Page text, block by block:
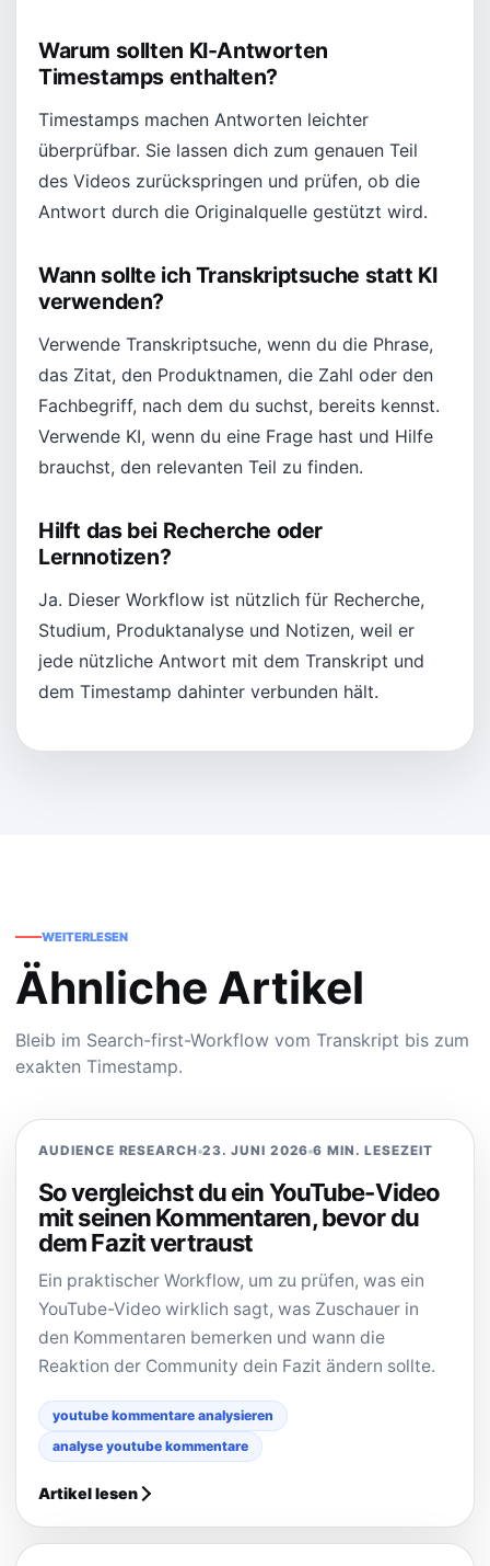
Warum sollten KI-Antworten
Timestamps enthalten?
Timestamps machen Antworten leichter
überprüfbar. Sie lassen dich zum genauen Teil
des Videos zurückspringen und prüfen, ob die
Antwort durch die Originalquelle gestützt wird.
Wann sollte ich Transkriptsuche statt KI
verwenden?
Verwende Transkriptsuche, wenn du die Phrase,
das Zitat, den Produktnamen, die Zahl oder den
Fachbegriff, nach dem du suchst, bereits kennst.
Verwende KI, wenn du eine Frage hast und Hilfe
brauchst, den relevanten Teil zu finden.
Hilft das bei Recherche oder
Lernnotizen?
Ja. Dieser Workflow ist nützlich für Recherche,
Studium, Produktanalyse und Notizen, weil er
jede nützliche Antwort mit dem Transkript und
dem Timestamp dahinter verbunden hält.
WEITERLESEN
Ähnliche Artikel
Bleib im Search-first-Workflow vom Transkript bis zum
exakten Timestamp.
AUDIENCE RESEARCH 23. JUNI 2026 6 MIN. LESEZEIT
So vergleichst du ein YouTube-Video
mit seinen Kommentaren, bevor du
dem Fazit vertraust
Ein praktischer Workflow, um zu prüfen, was ein
YouTube-Video wirklich sagt, was Zuschauer in
den Kommentaren bemerken und wann die
Reaktion der Community dein Fazit ändern sollte.
youtube kommentare analysieren
analyse youtube kommentare
Artikel lesen